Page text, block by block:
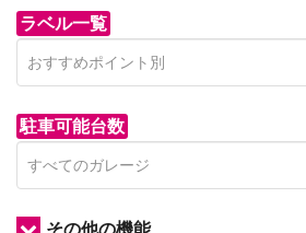
ラベル一覧
駐車可能台数